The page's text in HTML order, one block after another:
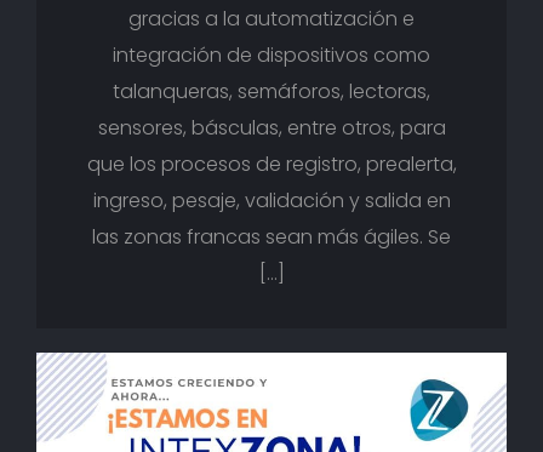
gracias a la automatización e
integración de dispositivos como
talanqueras, semáforos, lectoras,
sensores, básculas, entre otros, para
que los procesos de registro, prealerta,
ingreso, pesaje, validación y salida en
las zonas francas sean más ágiles. Se
[…]